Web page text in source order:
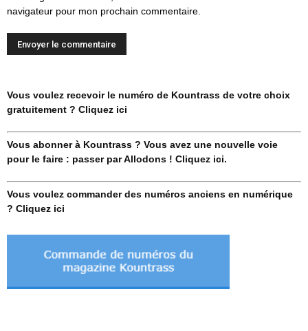
navigateur pour mon prochain commentaire.
Vous voulez recevoir le numéro de Kountrass de votre choix
gratuitement ? Cliquez ici
Vous abonner à Kountrass ? Vous avez une nouvelle voie
pour le faire : passer par Allodons ! Cliquez ici.
Vous voulez commander des numéros anciens en numérique
? Cliquez ici